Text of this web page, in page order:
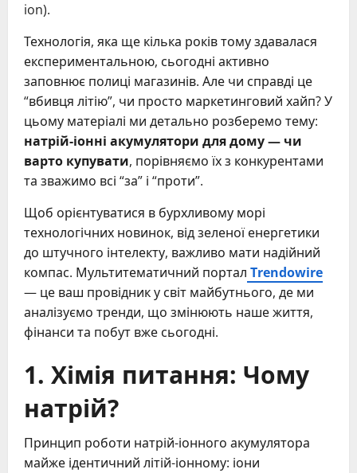
ion).
Технологія, яка ще кілька років тому здавалася
експериментальною, сьогодні активно
заповнює полиці магазинів. Але чи справді це
“вбивця літію”, чи просто маркетинговий хайп? У
цьому матеріалі ми детально розберемо тему:
натрій-іонні акумулятори для дому — чи
варто купувати, порівняємо їх з конкурентами
та зважимо всі “за” і “проти”.
Щоб орієнтуватися в бурхливому морі
технологічних новинок, від зеленої енергетики
до штучного інтелекту, важливо мати надійний
компас. Мультитематичний портал Trendowire
— це ваш провідник у світ майбутнього, де ми
аналізуємо тренди, що змінюють наше життя,
фінанси та побут вже сьогодні.
1. Хімія питання: Чому
натрій?
Принцип роботи натрій-іонного акумулятора
майже ідентичний літій-іонному: іони